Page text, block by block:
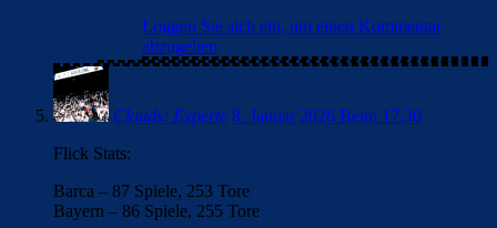
Loggen Sie sich ein, um einen Kommentar
abzugeben
Clouds: Experte 8. Januar 2026 Beim 17:30
Flick Stats:
Barca – 87 Spiele, 253 Tore
Bayern – 86 Spiele, 255 Tore